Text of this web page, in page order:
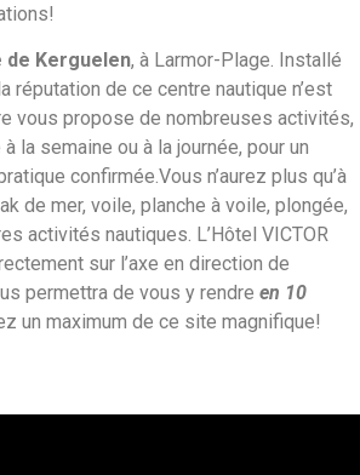
de Kerguelen, à Larmor-Plage. Installé
réputation de ce centre nautique n’est
vous propose de nombreuses activités,
la semaine ou à la journée, pour un
confirmée.Vous n’aurez plus qu’à
de mer, voile, planche à voile, plongée,
activités nautiques. L’Hôtel VICTOR
sur l’axe en direction de
permettra de vous y rendre en 10
un maximum de ce site magnifique!